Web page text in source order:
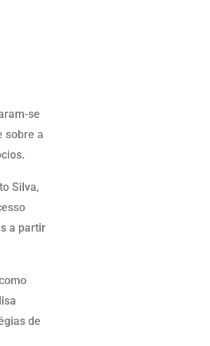
se
sobre a
Silva,
a partir
de